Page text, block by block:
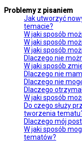
Problemy z pisaniem
Jak utworzyć
temacie?
W jaki sposób
W jaki sposób
W jaki sposób
Dlaczego nie
W jaki sposób
Dlaczego nie
Dlaczego nie
Dlaczego
W jaki sposób
Do czego służy
tworzenia
Dlaczego mój
W jaki sposób
tematów?